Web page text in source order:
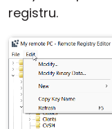
registru.